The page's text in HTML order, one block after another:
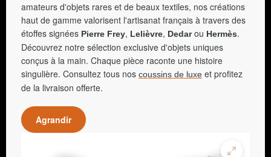
amateurs d'objets rares et de beaux textiles, nos créations
haut de gamme valorisent l'artisanat français à travers des
étoffes signées Pierre Frey, Lelièvre, Dedarou Hermès.
Découvrez notre sélection exclusive d'objets uniques
conçus à la main. Chaque pièce raconte une histoire
singulière. Consultez tous nos coussins de luxe et profitez
de la livraison offerte.
Agrandir